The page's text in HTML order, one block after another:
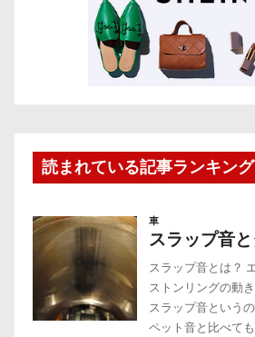
読まれている記事ランキング